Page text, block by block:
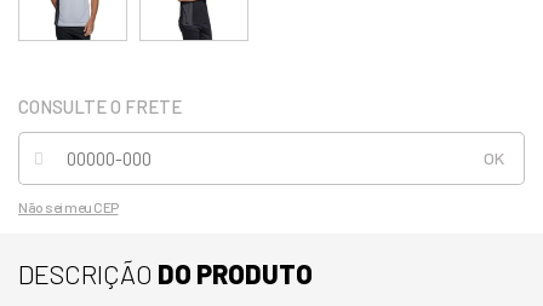
Não sei meu CEP
DESCRIÇÃO DO PRODUTO